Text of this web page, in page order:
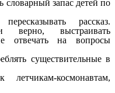
словарный запас детей по
рассказ.
верно, выстраивать
отвечать на вопросы
существительные в
космонавтам,